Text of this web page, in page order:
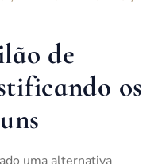
de
os
uma alternativa